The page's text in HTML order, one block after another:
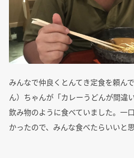
みんなで仲良くとんてき定食を頼ん
ん）ちゃんが「カレーうどんが間違
飲み物のように食べていました。一
かったので、みんな食べたらいいと思